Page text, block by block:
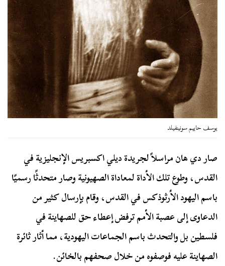
يوسف حاييم سونينفيلد
صار دي هان مراسلاً لجريدة ديلي اكسبريس الإنجليزية في
القدس، وطوع تلك الأداة لمعاداة الصهيونية وصار متحدثًا رسميًا
باسم اليهود الأرثوذكس في القدس، وقام بإرسال كثير من
الدعاوى إلى عصبة الأمم ترفض إعطاء حق للصهاينة في
فلسطين بل والتحدث باسم الجماعات اليهودية، مما أثار ثائرة
الصهاينة عليه فوصفوه من خلال صحفهم بالخائن.